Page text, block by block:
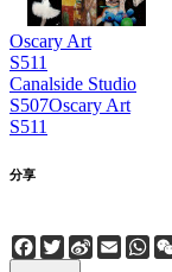
Oscary Art
S511
Canalside Studio
S507Oscary Art
S511
分享
Facebook
Twitter
Sina
Weibo
Email